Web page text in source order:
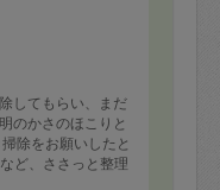
してもらい、まだ
のかさのほこりと
除をお願いしたと
ど、ささっと整理